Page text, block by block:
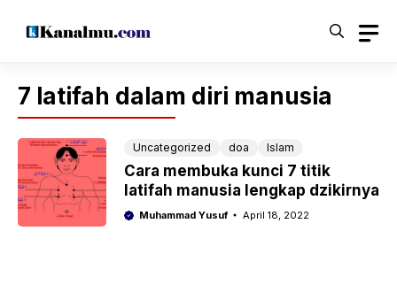
7 latifah dalam diri manusia
Uncategorized doa Islam
Cara membuka kunci 7 titik
latifah manusia lengkap dzikirnya
Muhammad Yusuf April 18, 2022